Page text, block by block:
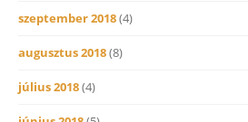
szeptember 2018(4)
augusztus 2018(8)
július 2018(4)